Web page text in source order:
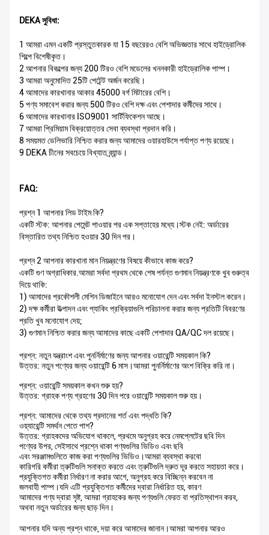
DEKA সুবিধা:
1 আমরা এমন একটি প্রস্তুতকারক যা 15 বছরেরও বেশি অভিজ্ঞতার সাথে হাইড্রোলিক
শিল্পে বিশেষীকৃত।
2 আপনার বিকল্পের জন্য 200 টিরও বেশি মডেলের খননকারী হাইড্রোলিক পাম্প।
3 আমরা অনুমোদিত 25টি পেটেন্ট অর্জন করেছি।
4 আমাদের কারখানার আকার 45000 বর্গ মিটারের বেশি।
5 পণ্য সমাবেশ করার জন্য 500 টিরও বেশি দক্ষ এবং পেশাদার কর্মীদের সাথে।
6 আমাদের কারখানার ISO9001 সার্টিফিকেশন আছে।
7 আমরা প্রিমিয়াম বিক্রয়োত্তর সেবা ব্যবস্থা প্রদান করি।
8 সময়মত ডেলিভারি নিশ্চিত করার জন্য আমাদের ওয়ারহাউসে পর্যাপ্ত পণ্য রয়েছে।
9 DEKA চীনের সবচেয়ে বিখ্যাত ব্র্যান্ড।
FAQ:
প্রশ্ন 1 আপনার লিড টাইম কি?
একটি স্টক: আপনার পেমেন্ট পাওয়ার পর এক সপ্তাহের মধ্যে।স্টক নেই: অর্ডারের
বিস্তারিত তথ্য নিশ্চিত হওয়ার 30 দিন পর।
প্রশ্ন 2 আপনার কারখানা মান নিয়ন্ত্রণের বিষয়ে কীভাবে কাজ করে?
একটি গুণ অগ্রাধিকার.আমরা সর্বদা প্রথম থেকে শেষ পর্যন্ত গুণমান নিয়ন্ত্রণকে খুব গুরুত্ব
দিয়ে থাকি:
1) আমাদের প্রকৌশলী মেশিন ডিজাইনে আরও মনোযোগ দেন এবং সর্বদা ইনস্টল করেন।
2) দক্ষ কর্মীরা উত্পাদন এবং প্যাকিং প্রক্রিয়াগুলি পরিচালনা করার জন্য প্রতিটি বিবরণের
প্রতি খুব মনোযোগ দেয়;
3) গুণমান নিশ্চিত করার জন্য আমাদের কাছে একটি পেশাদার QA/QC দল রয়েছে।
প্রশ্ন: নতুন যন্ত্রাংশ এবং পুনর্নির্মাণের জন্য আপনার ওয়ারেন্টি সময়কাল কি?
উত্তর: নতুন পণ্যের জন্য ওয়ারেন্টি 6 মাস।আমরা পুনর্নির্মাণের অংশ বিক্রি করি না।
প্রশ্ন: ওয়ারেন্টি সময়কাল কখন শুরু হয়?
উত্তর: গ্রাহক পণ্য গ্রহণের 30 দিন পরে ওয়ারেন্টি সময়কাল শুরু হয়।
প্রশ্ন: আমাদের থেকে তথ্য প্রদানের শর্ত এবং পদ্ধতি কি?
ওয়্যারেন্টি সমর্থন পেতে পাশ?
উত্তর: গ্রাহকদের অভিযোগ থাকলে, প্রথমে অনুগ্রহ করে নেমপ্লেটের ছবি দিন
পণ্যের উপর, সেইসাথে প্রশ্নে থাকা পণ্যগুলির ভিডিও এবং ছবি
এবং সরঞ্জামগুলিতে কাজ করা পণ্যগুলির ভিডিও।আমরা ব্যবস্থা করবো
কারিগরি কর্মীরা ত্রুটিগুলি সনাক্ত করতে এবং ত্রুটিগুলি দ্রুত দূর করতে সহায়তা করে।
প্রযুক্তিগত কর্মীরা নির্ধারণ না করার আগে, অনুগ্রহ করে বিচ্ছিন্ন করবেন না
জলবাহী পাম্প।যদি এটি প্রযুক্তিগত কর্মীদের দ্বারা নির্ধারিত হয়, কারণ
আমাদের পণ্য দ্বারা সৃষ্ট, আমরা গ্রাহকের জন্য পণ্যগুলি ফেরত বা প্রতিস্থাপন করব,
অথবা নতুন অর্ডারের জন্য ছাড় দিন।
আপনার যদি অন্য প্রশ্ন থাকে, দয়া করে আমাদের জানান।আমরা আপনার আরও